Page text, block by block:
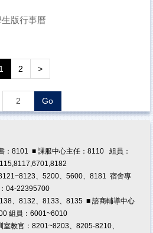
版行事曆
1 2 >
Go
8101 ■ 課服中心主任：8110 組員：
、5200、5600、8181 宿舍專
04-22395700
、8132、8133、8135 ■ 諮商輔導中心
組員：6001~6010
教官：8201~8203、8205-8210、